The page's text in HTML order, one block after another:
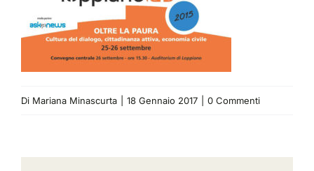
Di Mariana Minascurta 18 Gennaio 2017 0 Commenti